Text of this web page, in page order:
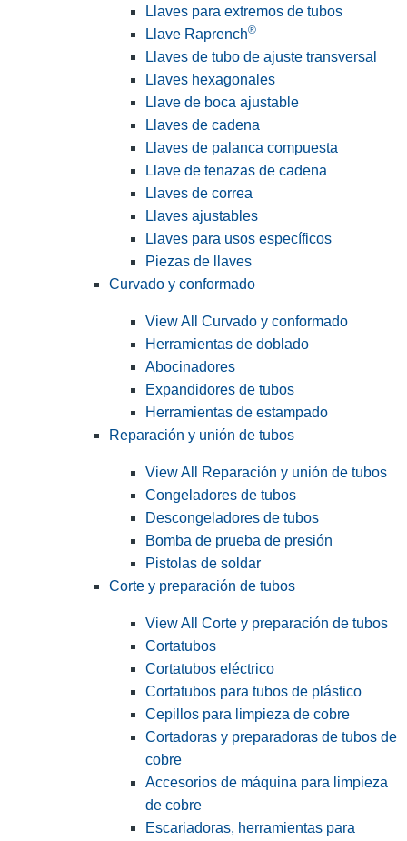
Llaves para extremos de tubos
Llave Raprench®
Llaves de tubo de ajuste transversal
Llaves hexagonales
Llave de boca ajustable
Llaves de cadena
Llaves de palanca compuesta
Llave de tenazas de cadena
Llaves de correa
Llaves ajustables
Llaves para usos específicos
Piezas de llaves
Curvado y conformado
View All Curvado y conformado
Herramientas de doblado
Abocinadores
Expandidores de tubos
Herramientas de estampado
Reparación y unión de tubos
View All Reparación y unión de tubos
Congeladores de tubos
Descongeladores de tubos
Bomba de prueba de presión
Pistolas de soldar
Corte y preparación de tubos
View All Corte y preparación de tubos
Cortatubos
Cortatubos eléctrico
Cortatubos para tubos de plástico
Cepillos para limpieza de cobre
Cortadoras y preparadoras de tubos de
cobre
Accesorios de máquina para limpieza
de cobre
Escariadoras, herramientas para